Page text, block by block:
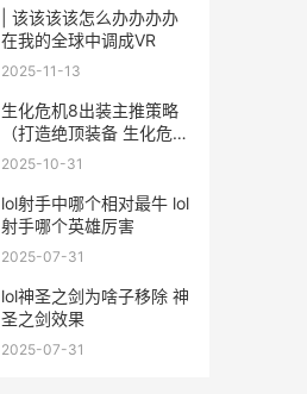
| 该该该该怎么办办办办
在我的全球中调成VR
2025-11-13
生化危机8出装主推策略
（打造绝顶装备 生化危机
8出装推荐
2025-10-31
lol射手中哪个相对最牛 lol
射手哪个英雄厉害
2025-07-31
lol神圣之剑为啥子移除 神
圣之剑效果
2025-07-31